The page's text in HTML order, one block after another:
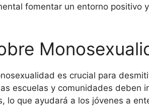
fomentar un entorno positivo
es crucial para
escuelas y comunidades deben
lo que ayudará a los jóvenes a